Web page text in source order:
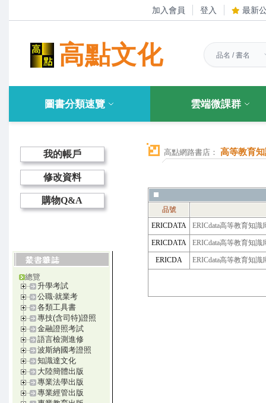
加入會員 登入 最新
高點文化
圖書分類速覽 雲端微課群
我的帳戶
修改資料
購物Q&A
總覽
升學考試
公職‧就業考
各類工具書
專技(含司特)證照
金融證照考試
語言檢測進修
波斯納國考證照
知識達文化
大陸簡體出版
專業法學出版
專業經管出版
高點網路書店： 高等教育
品號
ERICDATA
ERICdata高等教育知
ERICDATA ERICdata高等教育知
ERICDA ERICdata高等教育知